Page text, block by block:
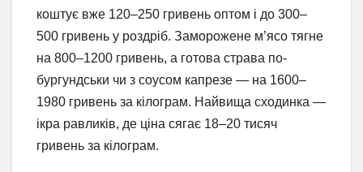
коштує вже 120–250 гривень оптом і до 300–
500 гривень у роздріб. Заморожене м’ясо тягне
на 800–1200 гривень, а готова страва по-
бургундськи чи з соусом капрезе — на 1600–
1980 гривень за кілограм. Найвища сходинка —
ікра равликів, де ціна сягає 18–20 тисяч
гривень за кілограм.